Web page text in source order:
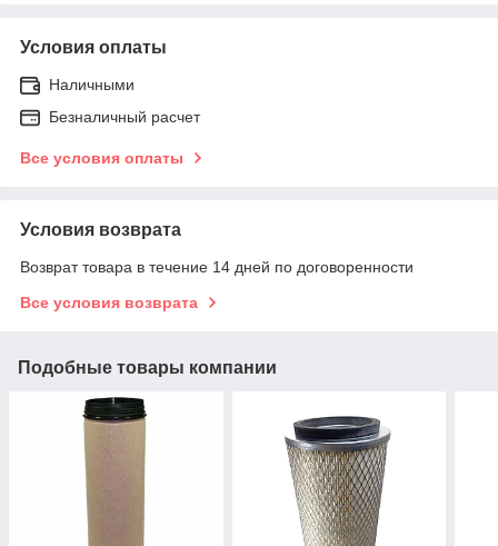
Условия оплаты
Наличными
Безналичный расчет
Все условия оплаты
Условия возврата
Возврат товара в течение 14 дней по договоренности
Все условия возврата
Подобные товары компании